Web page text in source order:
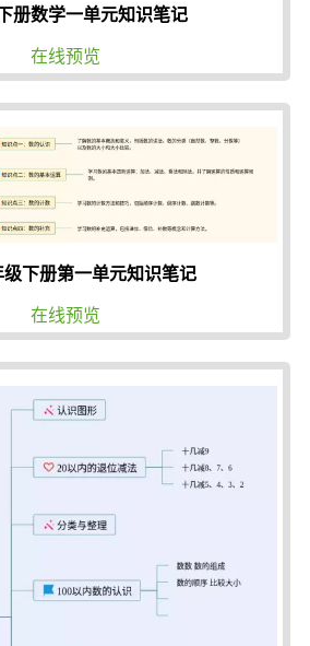
册数学一单元知识笔记
在线预览
下册第一单元知识笔记
在线预览